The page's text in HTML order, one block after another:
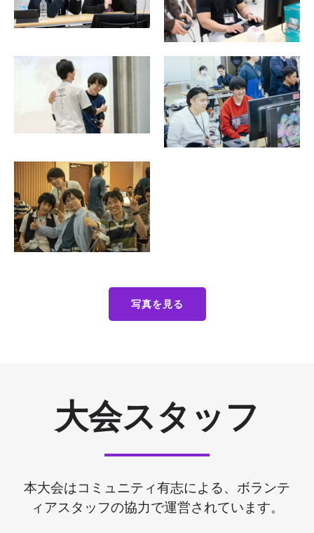
写真を見る
大会スタッフ
本大会はコミュニティ有志による、ボランテ
ィアスタッフの協力で運営されています。